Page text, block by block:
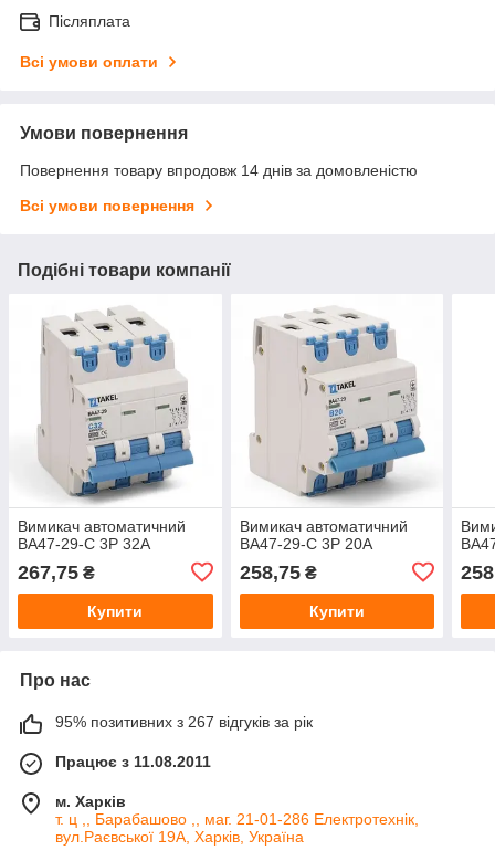
Післяплата
Всі умови оплати
Умови повернення
Повернення товару впродовж 14 днів за домовленістю
Всі умови повернення
Подібні товари компанії
Вимикач автоматичний
ВА47-29-С 3Р 32А
267,75 ₴
Купити
Вимикач автоматичний
ВА47-29-С 3Р 20А
258,75₴
Купити
Про нас
95% позитивних з 267 відгуків за рік
Працює з 11.08.2011
м. Харків
т. ц ,, Барабашово ,, маг. 21-01-286 Електротехнік,
вул.Раєвської 19А, Харків, Україна